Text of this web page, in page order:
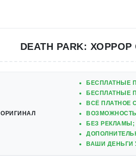
DEATH PARK:
ОРИГИНАЛ
БЕСПЛАТНЫЕ
БЕСПЛАТНЫЕ
ВСЁ ПЛАТНОЕ
БЕЗ РЕКЛАМЫ;
ВАШИ ДЕНЬГИ